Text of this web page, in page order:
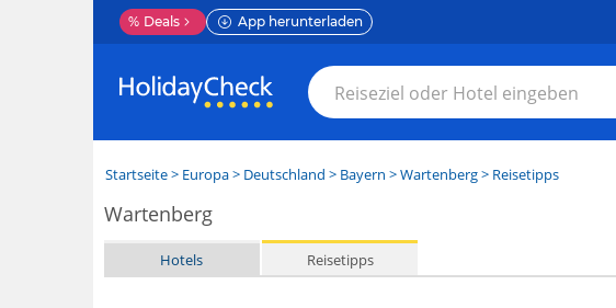
% Deals App herunterladen
Startseite> Europa> Deutschland > Bayern >Wartenberg> Reisetipps
Wartenberg
Hotels Reisetipps